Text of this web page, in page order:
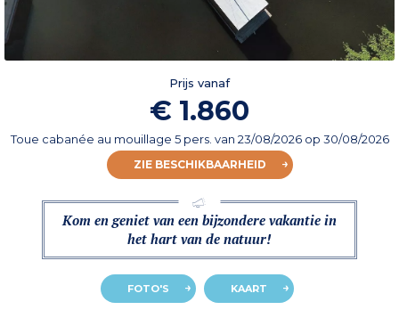
Prijs vanaf
€ 1.860
Toue cabanée au mouillage 5 pers. van 23/08/2026op 30/08/2026
ZIE BESCHIKBAARHEID
Kom en geniet van een bijzondere vakantie in
het hart van de natuur!
FOTO'S KAART